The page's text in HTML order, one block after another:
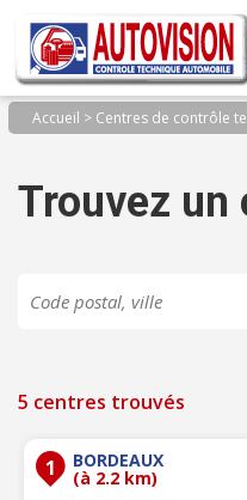
Panneau de gestion des
Accueil > Centres de contrôle
Trouvez un
5 centres trouvés
1 BORDEAUX
(à 2.2 km)